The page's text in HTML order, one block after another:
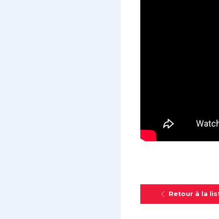
Retour à la